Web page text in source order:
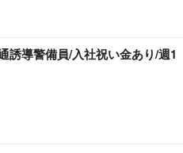
誘導警備員/入社祝い金あり/週1